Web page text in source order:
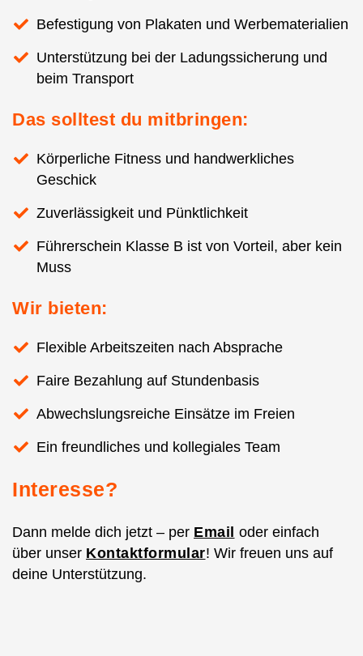
Befestigung von Plakaten und Werbematerialien
Unterstützung bei der Ladungssicherung und
beim Transport
Das solltest du mitbringen:
Körperliche Fitness und handwerkliches
Geschick
Zuverlässigkeit und Pünktlichkeit
Führerschein Klasse B ist von Vorteil, aber kein
Muss
Wir bieten:
Flexible Arbeitszeiten nach Absprache
Faire Bezahlung auf Stundenbasis
Abwechslungsreiche Einsätze im Freien
Ein freundliches und kollegiales Team
Interesse?
Dann melde dich jetzt – per Email oder einfach
über unser Kontaktformular! Wir freuen uns auf
deine Unterstützung.